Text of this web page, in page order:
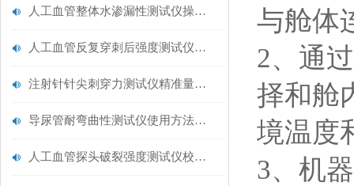
人工血管整体水渗漏性测试仪操作中最容易出错的步骤
人工血管反复穿刺后强度测试仪是什么？透析患者的“生命管“质量靠它把关！
注射针针尖刺穿力测试仪精准量化针尖锋利度，构筑临床安全防线
导尿管耐弯曲性测试仪使用方法与操作规范
人工血管探头破裂强度测试仪校准规范：精准赋能医疗安全的技术基准
与舱体
2、通
择和舱
境温度
3、机